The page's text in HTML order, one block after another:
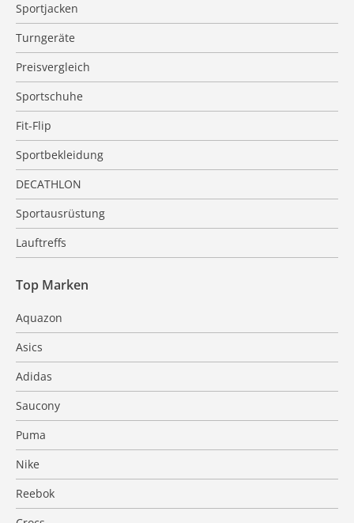
Sportjacken
Turngeräte
Preisvergleich
Sportschuhe
Fit-Flip
Sportbekleidung
DECATHLON
Sportausrüstung
Lauftreffs
Top Marken
Aquazon
Asics
Adidas
Saucony
Puma
Nike
Reebok